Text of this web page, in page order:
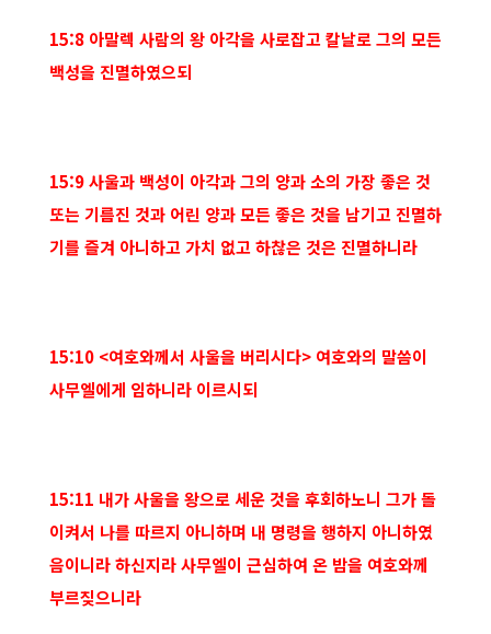
15:8 아말렉 사람의 왕 아각을 사로잡고 칼날로 그의 모든
백성을 진멸하였으되
15:9 사울과 백성이 아각과 그의 양과 소의 가장 좋은 것
또는 기름진 것과 어린 양과 모든 좋은 것을 남기고 진멸하
기를 즐겨 아니하고 가치 없고 하찮은 것은 진멸하니라
15:10 <여호와께서 사울을 버리시다> 여호와의 말씀이
사무엘에게 임하니라 이르시되
15:11 내가 사울을 왕으로 세운 것을 후회하노니 그가 돌
이켜서 나를 따르지 아니하며 내 명령을 행하지 아니하였
음이니라 하신지라 사무엘이 근심하여 온 밤을 여호와께
부르짖으니라